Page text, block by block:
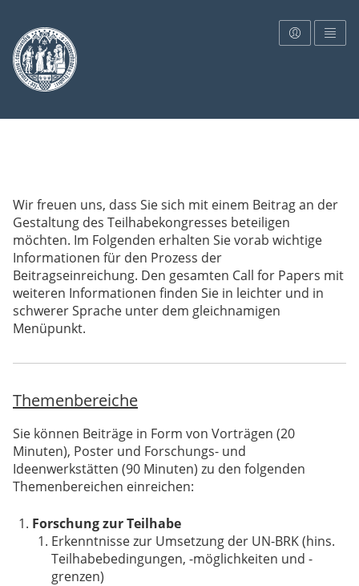
Zur Startseite
Wir freuen uns, dass Sie sich mit einem Beitrag an der
Gestaltung des Teilhabekongresses beteiligen
möchten. Im Folgenden erhalten Sie vorab wichtige
Informationen für den Prozess der
Beitragseinreichung. Den gesamten Call for Papers mit
weiteren Informationen finden Sie in leichter und in
schwerer Sprache unter dem gleichnamigen
Menüpunkt.
Themenbereiche
Sie können Beiträge in Form von Vorträgen (20
Minuten), Poster und Forschungs- und
Ideenwerkstätten (90 Minuten) zu den folgenden
Themenbereichen einreichen:
Forschung zur Teilhabe
Erkenntnisse zur Umsetzung der UN-BRK (hins.
Teilhabebedingungen, -möglichkeiten und -
grenzen)